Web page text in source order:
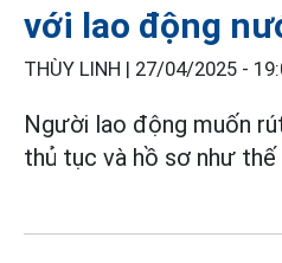
với lao động
THÙY LINH | 27/04/2025 -
Người lao động muốn
thủ tục và hồ sơ như thế